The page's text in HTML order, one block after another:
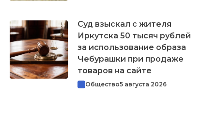
Суд взыскал с жителя
Иркутска 50 тысяч рублей
за использование образа
Чебурашки при продаже
товаров на сайте
Общество5 августа 2026